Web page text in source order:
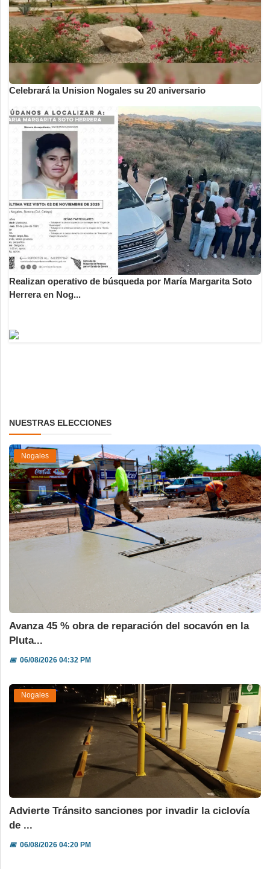
Celebrará la Unision Nogales su 20 aniversario
Realizan operativo de búsqueda por María Margarita Soto
Herrera en Nog...
NUESTRAS ELECCIONES
Nogales
Avanza 45 % obra de reparación del socavón en la
Pluta...
📅06/08/2026 04:32 PM
Nogales
Advierte Tránsito sanciones por invadir la ciclovía
de ...
📅06/08/2026 04:20 PM